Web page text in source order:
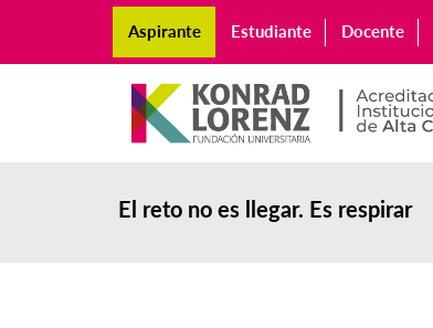
Aspirante Estudiante Docente
El reto no es llegar. Es respirar